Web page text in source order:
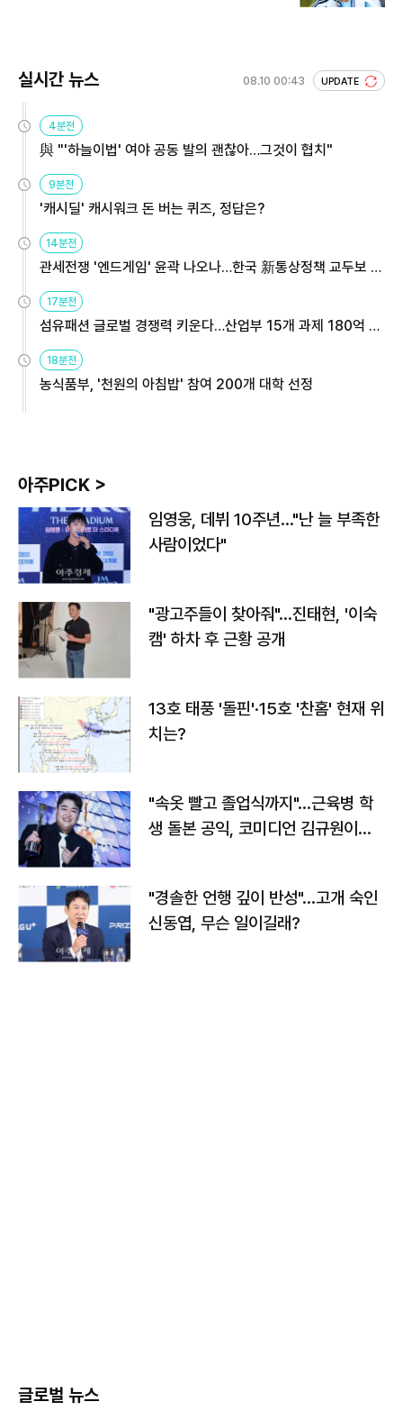
실시간 뉴스 08.10 00:43 UPDATE
4분전
與 "'하늘이법' 여야 공동 발의 괜찮아…그것이 협치"
9분전
'캐시딜' 캐시워크 돈 버는 퀴즈, 정답은?
14분전
관세전쟁 '엔드게임' 윤곽 나오나…한국 新통상정책 교두보 활
17분전
섬유패션 글로벌 경쟁력 키운다…산업부 15개 과제 180억 지
18분전
농식품부, '천원의 아침밥' 참여 200개 대학 선정
아주PICK >
임영웅, 데뷔 10주년…"난 늘 부족한
사람이었다"
"광고주들이 찾아줘"…진태현, '이숙
캠' 하차 후 근황 공개
13호 태풍 '돌핀'·15호 '찬홈' 현재 위
치는?
"속옷 빨고 졸업식까지"…근육병 학
생 돌본 공익, 코미디언 김규원이었
"경솔한 언행 깊이 반성"…고개 숙인
신동엽, 무슨 일이길래?
글로벌 뉴스